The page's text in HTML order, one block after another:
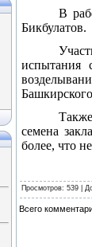
В
Бикбулатов.
испытания
семена
более, что
Просмотров: 539 |
Всего